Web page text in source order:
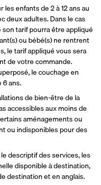
enfants de 2 à 12 ans au
deux adultes. Dans le cas
son tarif pourra être appliqué
ou bébé(s) ne rentrent
le tarif appliqué vous sera
de votre commande.
le couchage en
6 ans.
de bien-être de la
accessibles aux moins de
aménagements ou
ou indisponibles pour des
descriptif des services, les
disponible à destination,
destination et en anglais.